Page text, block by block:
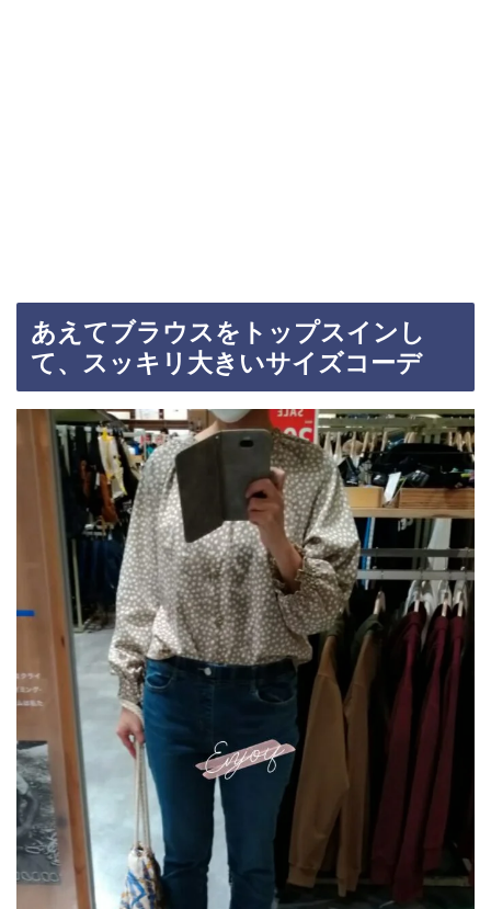
あえてブラウスをトップスインし
て、スッキリ大きいサイズコーデ